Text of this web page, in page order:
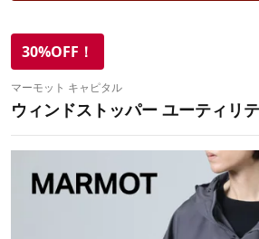
30%OFF！
マーモット キャピタル
ウィンドストッパー ユーティリ